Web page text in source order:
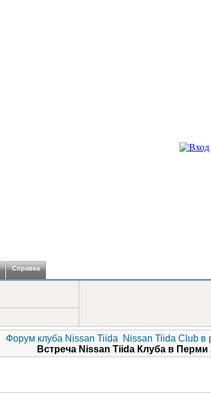
Справка
Форум клуба Nissan Tiida Nissan Tiida Club в
Встреча Nissan Tiida Клуба в Перми